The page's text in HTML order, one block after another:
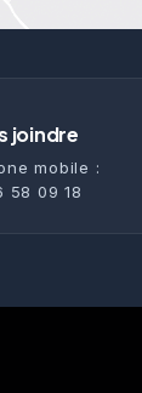
joindre
mobile :
58 09 18